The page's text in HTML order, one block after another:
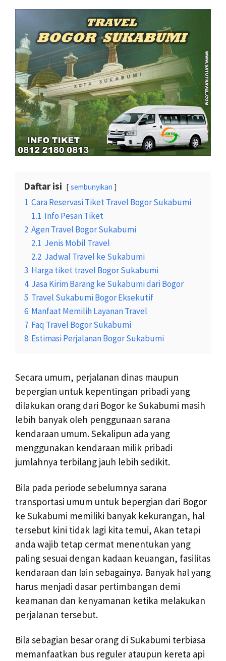
Daftar isi sembunyikan
1 Cara Reservasi Tiket Travel Bogor Sukabumi
1.1 Info Pesan Tiket
2 Agen Travel Bogor Sukabumi
2.1 Jenis Mobil Travel
2.2 Jadwal Travel ke Sukabumi
3 Harga tiket travel Bogor Sukabumi
4 Jasa Kirim Barang ke Sukabumi dari Bogor
5 Travel Sukabumi Bogor Eksekutif
6 Manfaat Memilih Layanan Travel
7 Faq Travel Bogor Sukabumi
8 Estimasi Perjalanan Bogor Sukabumi
Secara umum, perjalanan dinas maupun
bepergian untuk kepentingan pribadi yang
dilakukan orang dari Bogor ke Sukabumi masih
lebih banyak oleh penggunaan sarana
kendaraan umum. Sekalipun ada yang
menggunakan kendaraan milik pribadi
jumlahnya terbilang jauh lebih sedikit.
Bila pada periode sebelumnya sarana
transportasi umum untuk bepergian dari Bogor
ke Sukabumi memiliki banyak kekurangan, hal
tersebut kini tidak lagi kita temui, Akan tetapi
anda wajib tetap cermat menentukan yang
paling sesuai dengan kadaan keuangan, fasilitas
kendaraan dan lain sebagainya. Banyak hal yang
harus menjadi dasar pertimbangan demi
keamanan dan kenyamanan ketika melakukan
perjalanan tersebut.
Bila sebagian besar orang di Sukabumi terbiasa
memanfaatkan bus reguler ataupun kereta api